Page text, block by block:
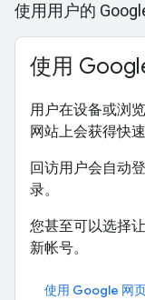
使用用户的
使用
用户在设备或浏
网站上会获得快
回访用户会自动
录。
您甚至可以选择
新帐号。
使用 Google 网